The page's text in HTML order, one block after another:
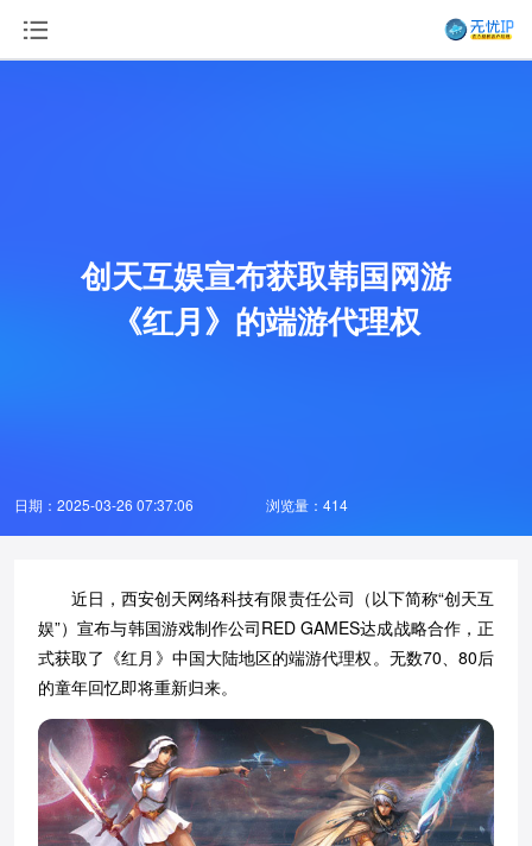
创天互娱宣布获取韩国网游
《红月》的端游代理权
日期：2025-03-26 07:37:06 浏览量：414
近日，西安创天网络科技有限责任公司（以下简称“创天互
娱”）宣布与韩国游戏制作公司RED GAMES达成战略合作，正
式获取了《红月》中国大陆地区的端游代理权。无数70、80后
的童年回忆即将重新归来。